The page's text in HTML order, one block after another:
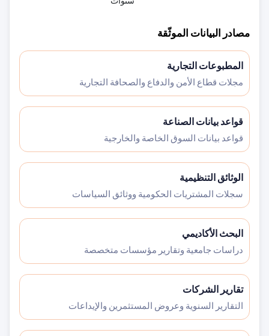
مصادر البيانات الموثّقة
المطبوعات التجارية
مجلات قطاع الأمن والدفاع والصحافة التجارية
قواعد بيانات الصناعة
قواعد بيانات السوق الخاصة والخارجية
الوثائق التنظيمية
سجلات المشتريات الحكومية ووثائق السياسات
البحث الأكاديمي
دراسات جامعية وتقارير مؤسسات متخصصة
تقارير الشركات
التقارير السنوية وعروض المستثمرين والإيداعات